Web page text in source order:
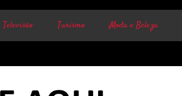
Televisão Turismo Moda e Beleza